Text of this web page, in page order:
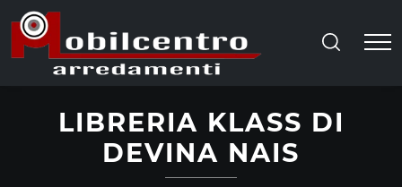
LIBRERIA KLASS DI
DEVINA NAIS